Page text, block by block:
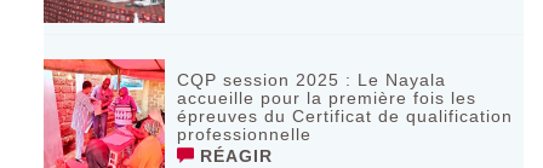
CQP session 2025 : Le Nayala
accueille pour la première fois les
épreuves du Certificat de qualification
professionnelle
RÉAGIR